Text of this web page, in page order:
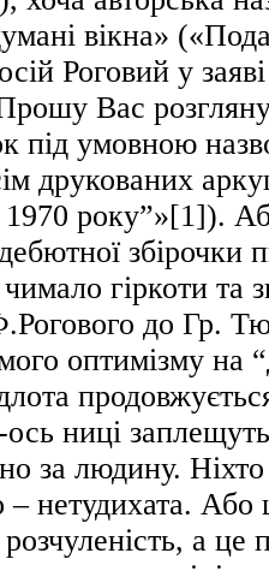
вікна»
Роговий у
Вас
під умовною
друкованих
року”»[1]).
збірочки
гіркоти та
до Гр.
оптимізму на
ниці
за людину.
– нетудихата.
а це